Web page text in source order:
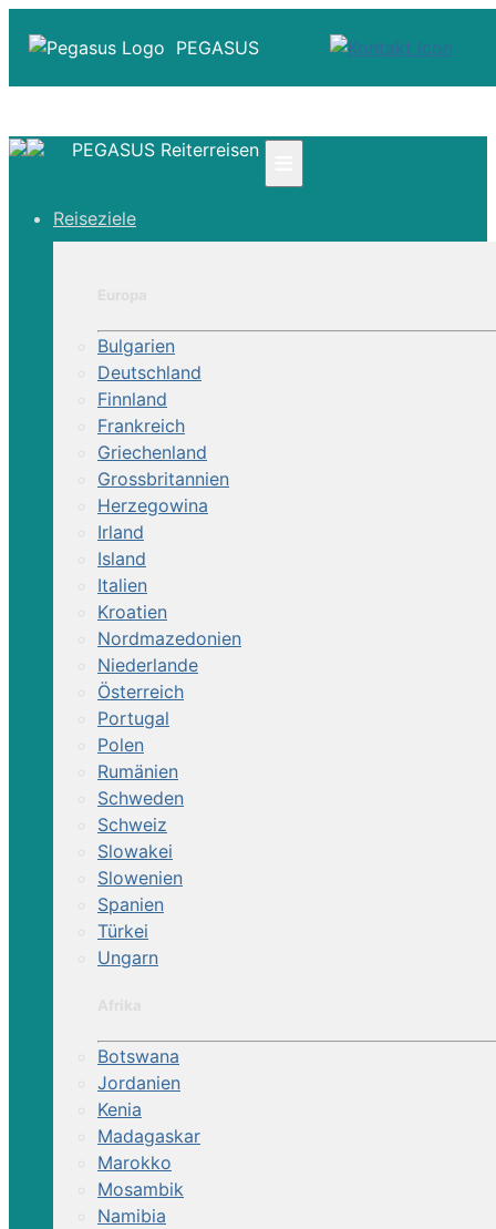
PEGASUS
☎ Deutschland 0800 - 505 18 01
Über Uns
PEGASUS Reiterreisen
Reiseziele
Bulgarien
Deutschland
Finnland
Frankreich
Griechenland
Grossbritannien
Herzegowina
Irland
Island
Italien
Kroatien
Nordmazedonien
Niederlande
Österreich
Portugal
Polen
Rumänien
Schweden
Schweiz
Slowakei
Slowenien
Spanien
Türkei
Ungarn
Botswana
Jordanien
Kenia
Madagaskar
Marokko
Mosambik
Namibia